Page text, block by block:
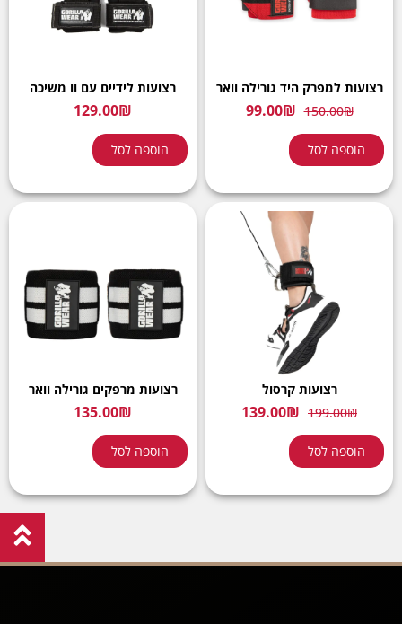
רצועות למפרק היד גורילה וואר
150.00₪
99.00₪
הוספה לסל
רצועות לידיים עם וו משיכה
129.00₪
הוספה לסל
רצועות קרסול
199.00₪
139.00₪
הוספה לסל
רצועות מרפקים גורילה וואר
135.00₪
הוספה לסל